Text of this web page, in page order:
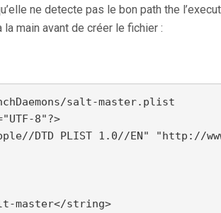
ne detecte pas le bon path the
main avant de créer le fichier :
salt-master.plist
8"?>
DTD PLIST 1.0//EN" "http://
string>